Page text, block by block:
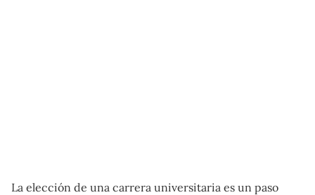
La elección de una carrera universitaria es un paso